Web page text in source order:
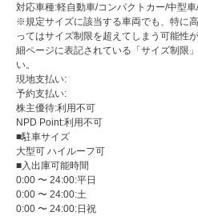
対応車種:軽自動車/コンパクトカー/中型
※規定サイズに該当する車両でも、特に
ってはサイズ制限を超えてしまう可能性
細ページに表記されている「サイズ制限
い。
現地支払い:
予約支払い:
株主優待:利用不可
NPD Point:利用不可
■駐車サイズ
大型可 ハイルーフ可
■入出庫可能時間
0:00 〜 24:00:平日
0:00 〜 24:00:土
0:00 〜 24:00:日祝